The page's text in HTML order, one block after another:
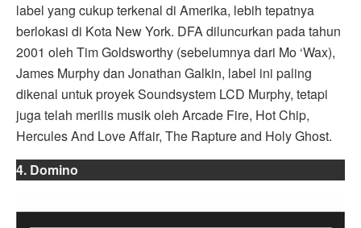
label yang cukup terkenal di Amerika, lebih tepatnya
berlokasi di Kota New York. DFA diluncurkan pada tahun
2001 oleh Tim Goldsworthy (sebelumnya dari Mo ‘Wax),
James Murphy dan Jonathan Galkin, label ini paling
dikenal untuk proyek Soundsystem LCD Murphy, tetapi
juga telah merilis musik oleh Arcade Fire, Hot Chip,
Hercules And Love Affair, The Rapture and Holy Ghost.
4. Domino